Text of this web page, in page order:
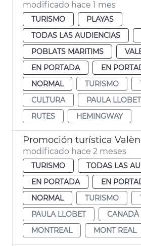
modificado hace 1 mes
TURISMO
PLAYAS
TODAS LAS AUDIENCIAS
POBLATS MARITIMS
EN PORTADA
EN
NORMAL
TURISMO
CULTURA
PAULA LLOBET
RUTES
HEMINGWAY
modificado hace 2 meses
TURISMO
TODAS LAS
EN PORTADA
EN
NORMAL
TURISMO
PAULA LLOBET
CANADÀ
MONTREAL
MONT REAL